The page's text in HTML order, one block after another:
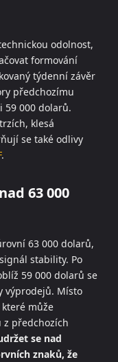
odolnost,
formování
týdenní závěr
předchozímu
59 000 dolarů.
klesá
se také odlivy
.
63 000
63 000 dolarů,
stability. Po
59 000 dolarů se
výprodejů. Místo
může
předchozích
se nad
znaků, že